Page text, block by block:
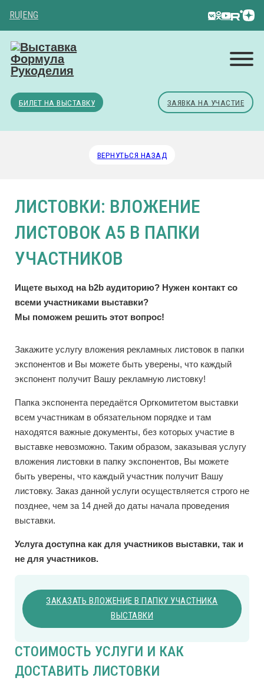
RU ENG
БИЛЕТ НА ВЫСТАВКУ ЗАЯВКА НА УЧАСТИЕ
ВЕРНУТЬСЯ НАЗАД
ЛИСТОВКИ: ВЛОЖЕНИЕ
ЛИСТОВОК А5 В ПАПКИ
УЧАСТНИКОВ
Ищете выход на b2b аудиторию? Нужен контакт со
всеми участниками выставки?
Мы поможем решить этот вопрос!
Закажите услугу вложения рекламных листовок в папки
экспонентов и Вы можете быть уверены, что каждый
экспонент получит Вашу рекламную листовку!
Папка экспонента передаётся Оргкомитетом выставки
всем участникам в обязательном порядке и там
находятся важные документы, без которых участие в
выставке невозможно. Таким образом, заказывая услугу
вложения листовки в папку экспонентов, Вы можете
быть уверены, что каждый участник получит Вашу
листовку. Заказ данной услуги осуществляется строго не
позднее, чем за 14 дней до даты начала проведения
выставки.
Услуга доступна как для участников выставки, так и
не для участников.
ЗАКАЗАТЬ ВЛОЖЕНИЕ В ПАПКУ УЧАСТНИКА
ВЫСТАВКИ
СТОИМОСТЬ УСЛУГИ И КАК
ДОСТАВИТЬ ЛИСТОВКИ